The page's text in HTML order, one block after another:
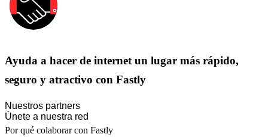
Ayuda a hacer de internet un lugar más rápido,
seguro y atractivo con Fastly
Nuestros partners
Únete a nuestra red
Por qué colaborar con Fastly